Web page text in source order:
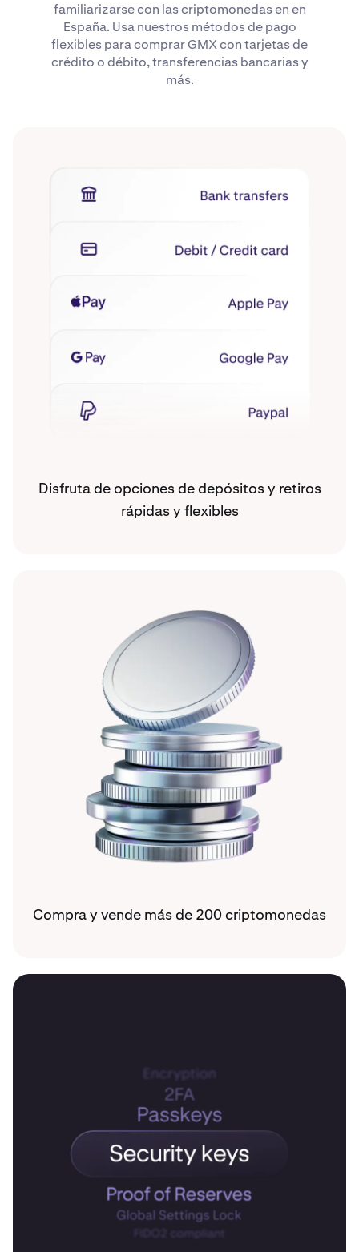
familiarizarse con las criptomonedas en en
España. Usa nuestros métodos de pago
flexibles para comprar GMX con tarjetas de
crédito o débito, transferencias bancarias y
más.
Disfruta de opciones de depósitos y retiros
rápidas y flexibles
Compra y vende más de 200 criptomonedas